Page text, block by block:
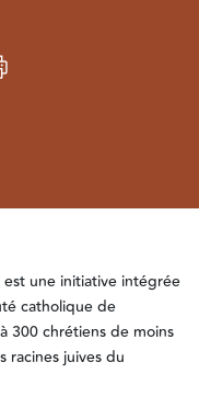
est une initiative intégrée
catholique de
300 chrétiens de moins
racines juives du